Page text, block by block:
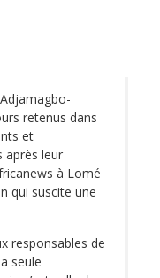
retenus dans
et
après leur
à Lomé
qui suscite une
responsables de
seule